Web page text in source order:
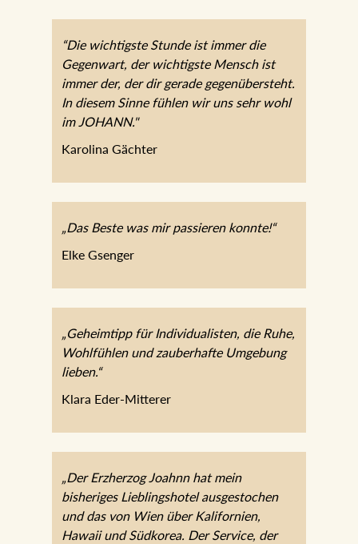
“Die wichtigste Stunde ist immer die
Gegenwart, der wichtigste Mensch ist
immer der, der dir gerade gegenübersteht.
In diesem Sinne fühlen wir uns sehr wohl
im JOHANN."
Karolina Gächter
„Das Beste was mir passieren konnte!“
Elke Gsenger
„Geheimtipp für Individualisten, die Ruhe,
Wohlfühlen und zauberhafte Umgebung
lieben.“
Klara Eder-Mitterer
„Der Erzherzog Joahnn hat mein
bisheriges Lieblingshotel ausgestochen
und das von Wien über Kalifornien,
Hawaii und Südkorea. Der Service, der